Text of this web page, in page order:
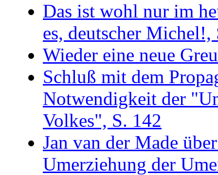
Das ist wohl nur im
es, deutscher Michel!,
Wieder eine neue
Schluß mit dem
Notwendigkeit der
Volkes", S. 142
Jan van der Made
Umerziehung der